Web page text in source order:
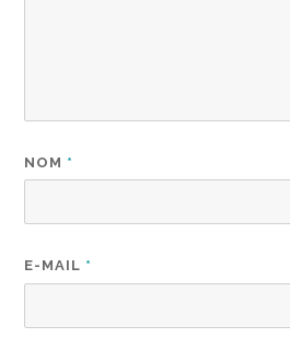
NOM *
E-MAIL *